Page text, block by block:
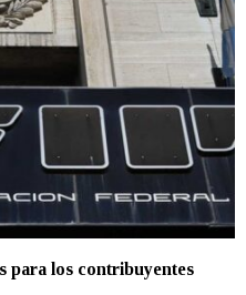
para los contribuyentes